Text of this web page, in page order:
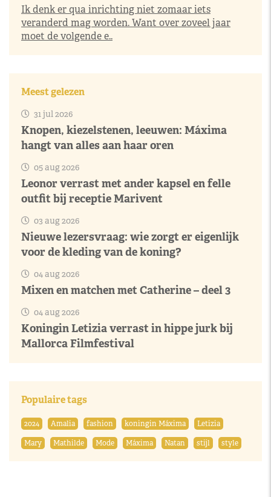
Ik denk er qua inrichting niet zomaar iets
veranderd mag worden. Want over zoveel jaar
moet de volgende e..
Meest gelezen
31 jul 2026
Knopen, kiezelstenen, leeuwen: Máxima
hangt van alles aan haar oren
05 aug 2026
Leonor verrast met ander kapsel en felle
outfit bij receptie Marivent
03 aug 2026
Nieuwe lezersvraag: wie zorgt er eigenlijk
voor de kleding van de koning?
04 aug 2026
Mixen en matchen met Catherine – deel 3
04 aug 2026
Koningin Letizia verrast in hippe jurk bij
Mallorca Filmfestival
Populaire tags
2024 Amalia fashion koningin Máxima
Letizia
Mary
Mathilde Mode Máxima Natan stijl style